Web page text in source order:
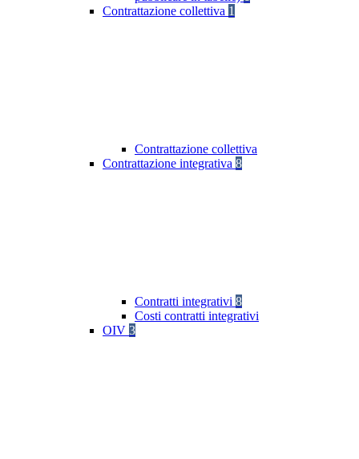
Contrattazione collettiva 1
Contrattazione collettiva
Contrattazione integrativa 8
Contratti integrativi 8
Costi contratti integrativi
OIV 3